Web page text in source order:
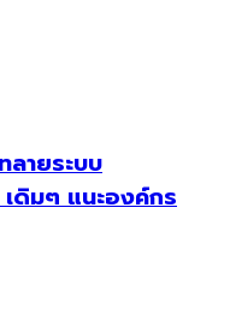
ายระบบ
ดิมๆ แนะองค์กร